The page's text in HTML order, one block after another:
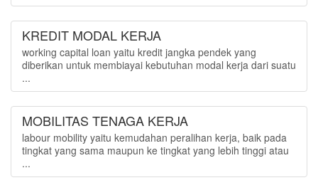
KREDIT MODAL KERJA
working capital loan yaitu kredit jangka pendek yang
diberikan untuk membiayai kebutuhan modal kerja dari suatu
...
MOBILITAS TENAGA KERJA
labour mobility yaitu kemudahan peralihan kerja, baik pada
tingkat yang sama maupun ke tingkat yang lebih tinggi atau
...